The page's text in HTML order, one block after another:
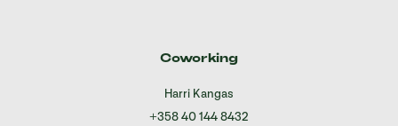
Coworking
Harri Kangas
+358 40 144 8432